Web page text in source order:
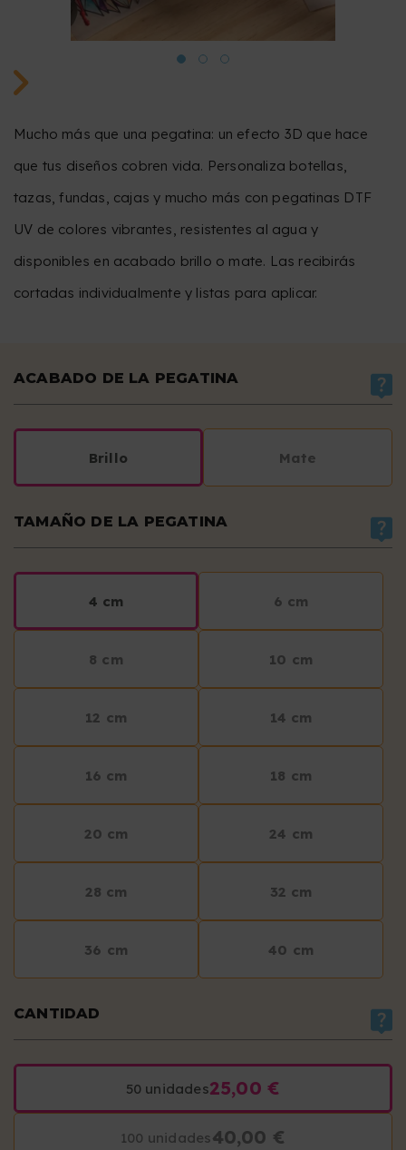
Mucho más que una pegatina: un efecto 3D que hace
que tus diseños cobren vida. Personaliza botellas,
tazas, fundas, cajas y mucho más con pegatinas DTF
UV de colores vibrantes, resistentes al agua y
disponibles en acabado brillo o mate. Las recibirás
cortadas individualmente y listas para aplicar.
ACABADO DE LA PEGATINA
Brillo Mate
TAMAÑO DE LA PEGATINA
4 cm 6 cm
8 cm 10 cm
12 cm 14 cm
16 cm 18 cm
20 cm 24 cm
28 cm 32 cm
36 cm 40 cm
CANTIDAD
50 unidades25,00 €
100 unidades40,00 €